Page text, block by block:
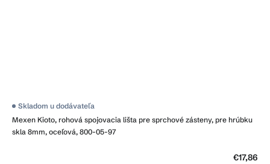
Mexen Kioto, rohová spojovacia lišta pre sprchové zásteny, pre hrúbku
skla 8mm, oceľová, 800-05-97
Skladom u dodávateľa
€17,86